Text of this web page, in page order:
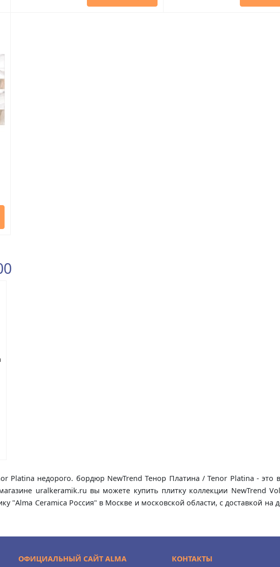
Platina недорого. бордюр NewTrend Тенор Платина / Tenor Platina - это
uralkeramik.ru вы можете купить плитку коллекции NewTrend
"Alma Ceramica Россия" в Москве и московской области, с доставкой
ОФИЦИАЛЬНЫЙ САЙТ ALMA КОНТАКТЫ